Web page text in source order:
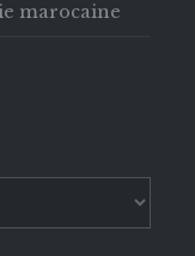
marocaine